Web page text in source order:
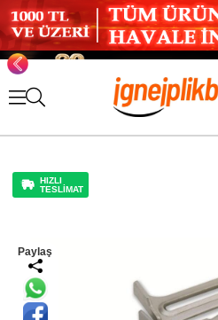
HIZLI
TESLİMAT
Paylaş